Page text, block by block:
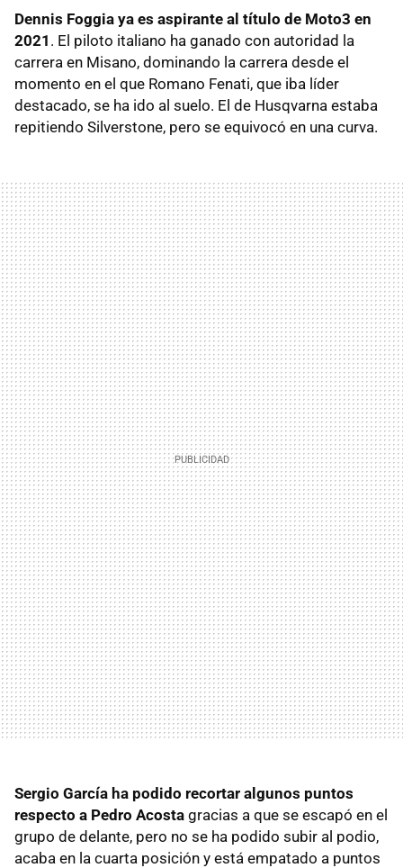
Dennis Foggia ya es aspirante al título de Moto3 en
2021 . El piloto italiano ha ganado con autoridad la
carrera en Misano, dominando la carrera desde el
momento en el que Romano Fenati, que iba líder
destacado, se ha ido al suelo. El de Husqvarna estaba
repitiendo Silverstone, pero se equivocó en una curva.
Sergio García ha podido recortar algunos puntos
respecto a Pedro Acosta gracias a que se escapó en el
grupo de delante, pero no se ha podido subir al podio,
acaba en la cuarta posición y está empatado a puntos